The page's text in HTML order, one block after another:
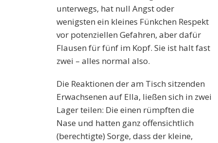
unterwegs, hat null Angst oder
wenigsten ein kleines Fünkchen Respekt
vor potenziellen Gefahren, aber dafür
Flausen für fünf im Kopf. Sie ist halt fast
zwei – alles normal also.
Die Reaktionen der am Tisch sitzenden
Erwachsenen auf Ella, ließen sich in zwei
Lager teilen: Die einen rümpften die
Nase und hatten ganz offensichtlich
(berechtigte) Sorge, dass der kleine,